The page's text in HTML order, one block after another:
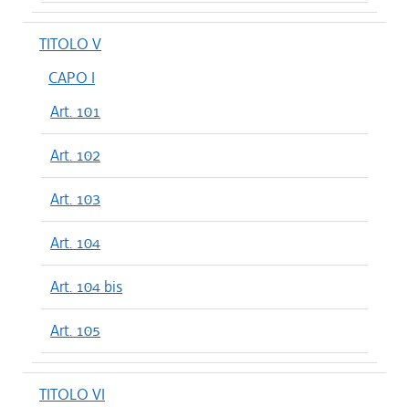
TITOLO V
CAPO I
Art. 101
Art. 102
Art. 103
Art. 104
Art. 104 bis
Art. 105
TITOLO VI